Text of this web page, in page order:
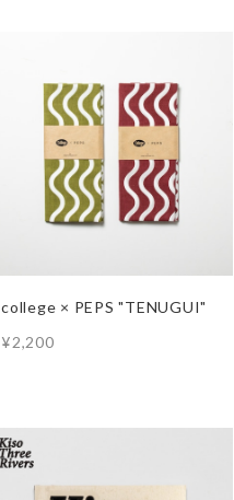
college × PEPS "TENUGUI"
¥2,200